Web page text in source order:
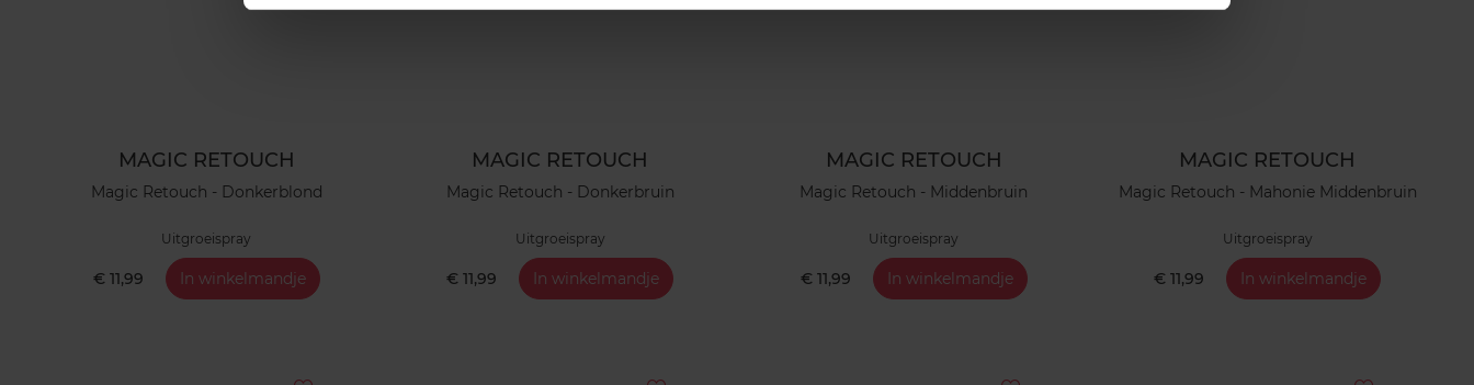
MAGIC RETOUCH
Magic Retouch - Donkerblond
Uitgroeispray
€ 11,99 In winkelmandje
MAGIC RETOUCH
Magic Retouch - Donkerbruin
Uitgroeispray
€ 11,99 In winkelmandje
MAGIC RETOUCH
Magic Retouch - Middenbruin
Uitgroeispray
€ 11,99 In winkelmandje
MAGIC RETOUCH
Magic Retouch - Mahonie Middenbruin
Uitgroeispray
€ 11,99 In winkelmandje